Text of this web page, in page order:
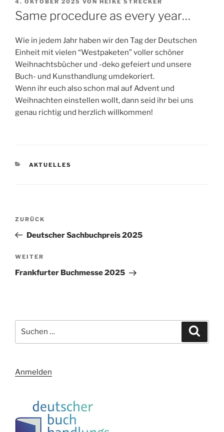
AM
4. OKTOBER 2025 VON HEIKE STRECKER
Same procedure as every year…
Wie in jedem Jahr haben wir den Tag der Deutschen
Einheit mit vielen “Westpaketen” voller schöner
Weihnachtsbücher und -deko gefeiert und unsere
Buch- und Kunsthandlung umdekoriert.
Wenn ihr euch also schon mal auf Advent und
Weihnachten einstellen wollt, dann seid ihr bei uns
genau richtig und herzlich willkommen!
KATEGORIEN
AKTUELLES
Beitragsnavigation
Vorheriger
Beitrag
ZURÜCK
Deutscher Sachbuchpreis 2025
Nächster
Beitrag
WEITER
Frankfurter Buchmesse 2025
nach:
Anmelden